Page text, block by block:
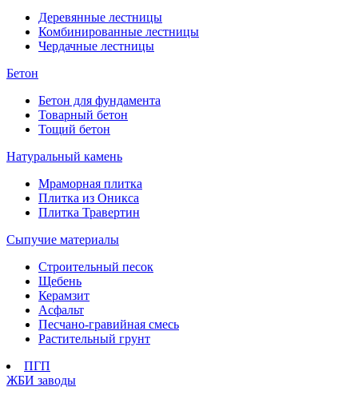
Деревянные лестницы
Комбинированные лестницы
Чердачные лестницы
Бетон
Бетон для фундамента
Товарный бетон
Тощий бетон
Натуральный камень
Мраморная плитка
Плитка из Оникса
Плитка Травертин
Сыпучие материалы
Строительный песок
Щебень
Керамзит
Асфальт
Песчано-гравийная смесь
Растительный грунт
ПГП
ЖБИ заводы